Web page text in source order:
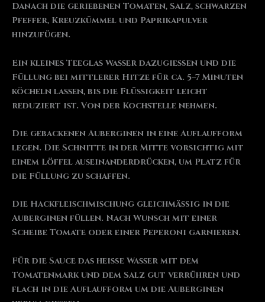
Danach die geriebenen Tomaten, Salz, schwarzen
Pfeffer, Kreuzkümmel und Paprikapulver
hinzufügen.
Ein kleines Teeglas Wasser dazugießen und die
Füllung bei mittlerer Hitze für ca. 5–7 Minuten
köcheln lassen, bis die Flüssigkeit leicht
reduziert ist. Von der Kochstelle nehmen.
Die gebackenen Auberginen in eine Auflaufform
legen. Die Schnitte in der Mitte vorsichtig mit
einem Löffel auseinanderdrücken, um Platz für
die Füllung zu schaffen.
Die Hackfleischmischung gleichmäßig in die
Auberginen füllen. Nach Wunsch mit einer
Scheibe Tomate oder einer Peperoni garnieren.
Für die Sauce das heiße Wasser mit dem
Tomatenmark und dem Salz gut verrühren und
flach in die Auflaufform um die Auberginen